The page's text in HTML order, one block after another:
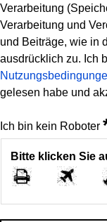
Verarbeitung
Verarbeitung und
und Beiträge, wie in
ausdrücklich zu. Ich
gelesen habe und
Ich bin kein Roboter
Bitte klicken Sie